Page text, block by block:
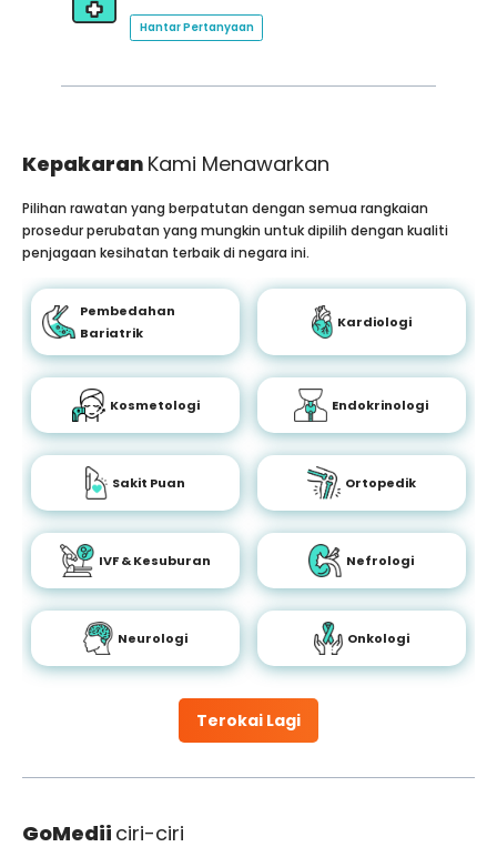
Hantar Pertanyaan
Kepakaran Kami Menawarkan
Terokai Lagi
Pilihan rawatan yang berpatutan dengan semua rangkaian
prosedur perubatan yang mungkin untuk dipilih dengan kualiti
penjagaan kesihatan terbaik di negara ini.
Pembedahan
Bariatrik
Kardiologi
Kosmetologi Endokrinologi
Sakit Puan Ortopedik
IVF & Kesuburan Nefrologi
Neurologi Onkologi
GoMedii ciri-ciri